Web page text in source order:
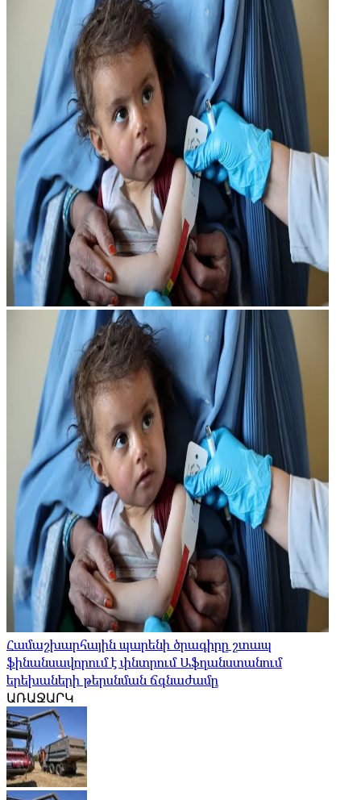
Համաշխարհային պարենի ծրագիրը շտապ
ֆինանսավորում է փնտրում Աֆղանստանում
երեխաների թերսնման ճգնաժամը
ԱՌԱՋԱՐԿ